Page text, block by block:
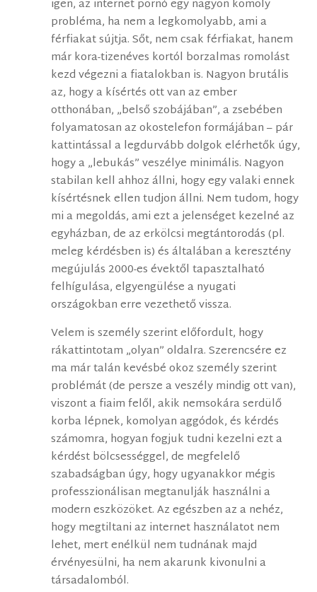
igen, az internet pornó egy nagyon komoly
probléma, ha nem a legkomolyabb, ami a
férfiakat sújtja. Sőt, nem csak férfiakat, hanem
már kora-tizenéves kortól borzalmas romolást
kezd végezni a fiatalokban is. Nagyon brutális
az, hogy a kísértés ott van az ember
otthonában, „belső szobájában”, a zsebében
folyamatosan az okostelefon formájában – pár
kattintással a legdurvább dolgok elérhetők úgy,
hogy a „lebukás” veszélye minimális. Nagyon
stabilan kell ahhoz állni, hogy egy valaki ennek
kísértésnek ellen tudjon állni. Nem tudom, hogy
mi a megoldás, ami ezt a jelenséget kezelné az
egyházban, de az erkölcsi megtántorodás (pl.
meleg kérdésben is) és általában a keresztény
megújulás 2000-es évektől tapasztalható
felhígulása, elgyengülése a nyugati
országokban erre vezethető vissza.
Velem is személy szerint előfordult, hogy
rákattintotam „olyan” oldalra. Szerencsére ez
ma már talán kevésbé okoz személy szerint
problémát (de persze a veszély mindig ott van),
viszont a fiaim felől, akik nemsokára serdülő
korba lépnek, komolyan aggódok, és kérdés
számomra, hogyan fogjuk tudni kezelni ezt a
kérdést bölcsességgel, de megfelelő
szabadságban úgy, hogy ugyanakkor mégis
professzionálisan megtanulják használni a
modern eszközöket. Az egészben az a nehéz,
hogy megtiltani az internet használatot nem
lehet, mert enélkül nem tudnának majd
érvényesülni, ha nem akarunk kivonulni a
társadalomból.